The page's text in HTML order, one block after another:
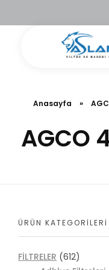
Anasayfa »
AGCO
ÜRÜN KATEGORILERI
FİLTRELER (612)